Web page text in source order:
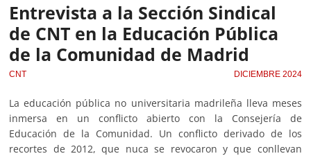
Entrevista a la Sección Sindical
de CNT en la Educación Pública
de la Comunidad de Madrid
CNT DICIEMBRE 2024
La educación pública no universitaria madrileña lleva meses
inmersa en un conflicto abierto con la Consejería de
Educación de la Comunidad. Un conflicto derivado de los
recortes de 2012, que nuca se revocaron y que conllevan